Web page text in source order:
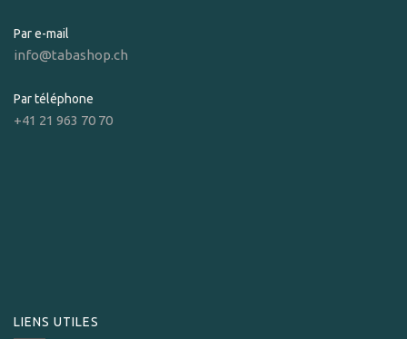
Par e-mail
info@tabashop.ch
Par téléphone
+41 21 963 70 70
LIENS UTILES